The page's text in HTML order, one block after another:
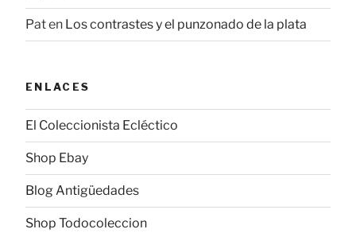
Paten Los contrastes y el punzonado de la plata
ENLACES
El Coleccionista Ecléctico
Shop Ebay
Blog Antigüedades
Shop Todocoleccion